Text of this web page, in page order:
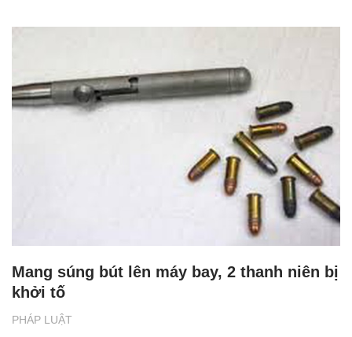
PHÁP LUẬT
Mang súng bút lên máy bay, 2 thanh niên bị
khởi tố